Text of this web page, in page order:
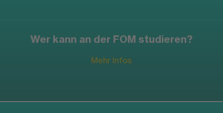
Wer kann an der FOM studieren?
Mehr Infos